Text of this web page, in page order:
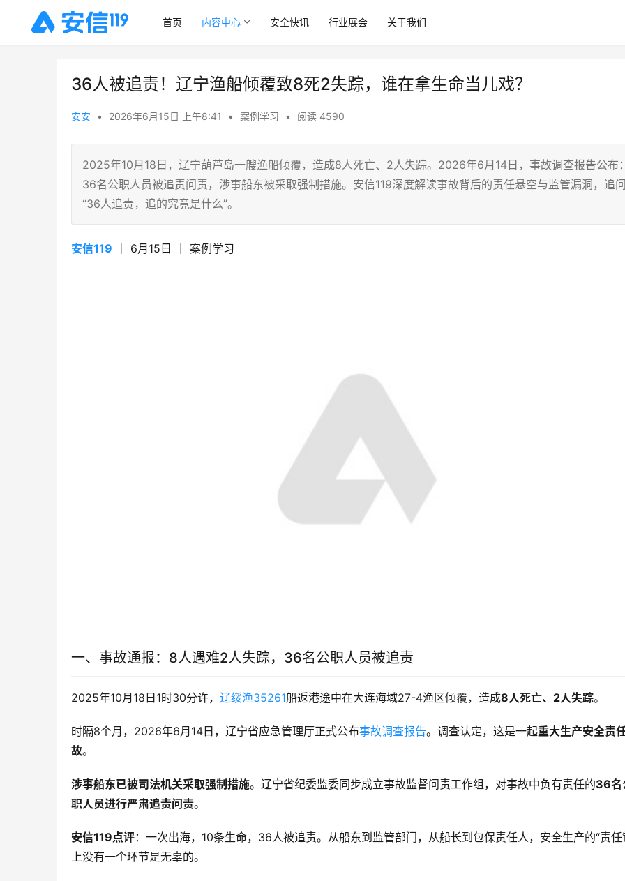
首页 内容中心 安全快讯 行业展会 关于我们
36人被追责！辽宁渔船倾覆致8死2失踪，谁在拿生命当儿戏？
安安 • 2026年6月15日 上午8:41 • 案例学习 • 阅读 4590
2025年10月18日，辽宁葫芦岛一艘渔船倾覆，造成8人死亡、2人失踪。2026年6月14日，事故调查报告公布
36名公职人员被追责问责，涉事船东被采取强制措施。安信119深度解读事故背后的责任悬空与监管漏洞，追
“36人追责，追的究竟是什么”。
安信119 ｜ 6月15日 ｜ 案例学习
一、事故通报：8人遇难2人失踪，36名公职人员被追责
2025年10月18日1时30分许， 辽绥渔35261船返港途中在大连海域27-4渔区倾覆，造成8人死亡、2人失踪。
时隔8个月，2026年6月14日，辽宁省应急管理厅正式公布事故调查报告。调查认定，这是一起重大生产安全责
故。
涉事船东已被司法机关采取强制措施。辽宁省纪委监委同步成立事故监督问责工作组，对事故中负有责任的36名
职人员进行严肃追责问责。
安信119点评：一次出海，10条生命，36人被追责。从船东到监管部门，从船长到包保责任人，安全生产的“责任
上没有一个环节是无辜的。